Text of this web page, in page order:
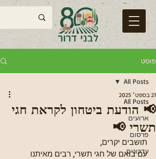
פוסט
All Posts
ארועים
פרסום
עדכונים
All Posts
📢 הודעת ביטחון לקראת חגי
תשרי 📢
21 בספט׳ 2025
תושבים יקרים,
עם בואם של חגי תשרי, רבים מאיתנו